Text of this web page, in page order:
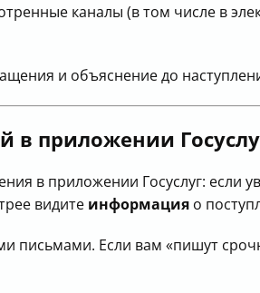
каналы (в том числе в
и объяснение до
приложении
в приложении Госуслуг: если
видите информация о
письмами. Если вам «пишут